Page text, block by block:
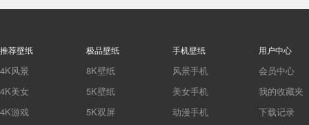
推荐壁纸
4K风景
4K美女
4K游戏
极品壁纸
8K壁纸
5K壁纸
5K双屏
手机壁纸
风景手机
美女手机
动漫手机
用户中心
会员中心
我的收藏夹
下载记录